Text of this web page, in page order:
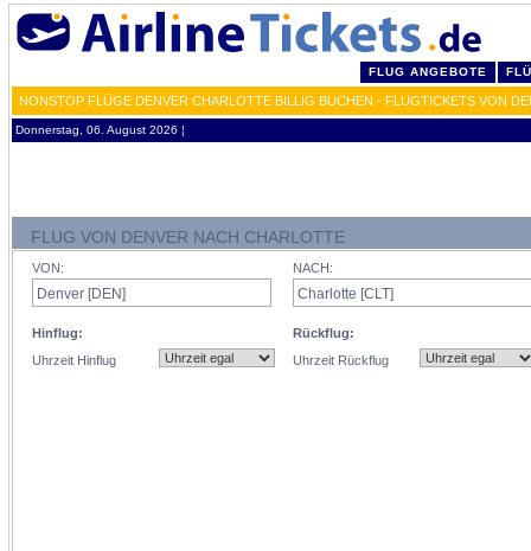
FLUG ANGEBOTE
NONSTOP FLÜGE DENVER CHARLOTTE BILLIG BUCHEN - FLUGTICKETS VON
Donnerstag, 06. August 2026 ¦
FLUG VON DENVER NACH CHARLOTTE
VON:
Hinflug:
Uhrzeit Hinflug
NACH:
Rückflug:
Uhrzeit Rückflug